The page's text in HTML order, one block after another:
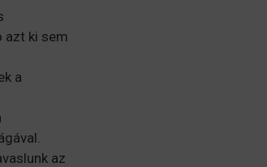
azt ki sem
a
az